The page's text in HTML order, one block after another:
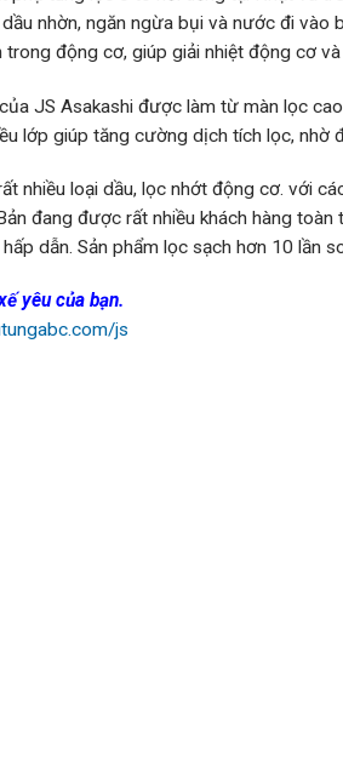
nhờn, ngăn ngừa bụi và nước đi vào
động cơ, giúp giải nhiệt động cơ và
JS Asakashi được làm từ màn lọc
lớp giúp tăng cường dịch tích lọc, nhờ
nhiều loại dầu, lọc nhớt động cơ. với
đang được rất nhiều khách hàng
dẫn. Sản phẩm lọc sạch hơn 10 lần
yêu của bạn.
js